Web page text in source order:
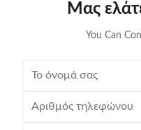
Μας
You Can